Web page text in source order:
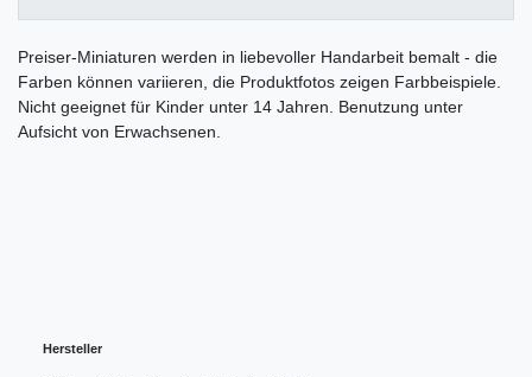
Preiser-Miniaturen werden in liebevoller Handarbeit bemalt - die
Farben können variieren, die Produktfotos zeigen Farbbeispiele.
Nicht geeignet für Kinder unter 14 Jahren. Benutzung unter
Aufsicht von Erwachsenen.
Hersteller